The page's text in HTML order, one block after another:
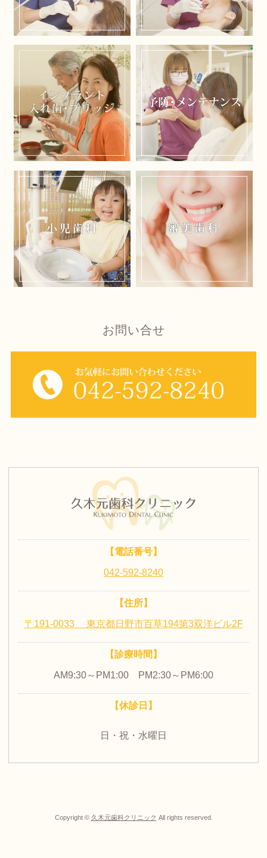
お問い合せ
【電話番号】
042-592-8240
【住所】
〒191-0033 東京都日野市百草194第3双洋ビル2F
【診療時間】
AM9:30～PM1:00 PM2:30～PM6:00
【休診日】
日・祝・水曜日
Copyright © 久木元歯科クリニック All rights reserved.